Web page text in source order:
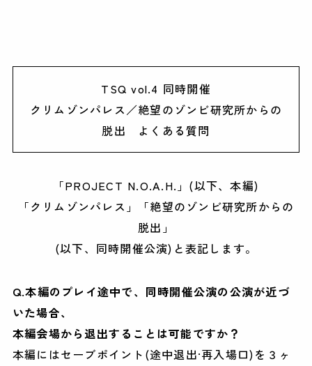
TSQ vol.4 同時開催
クリムゾンパレス／絶望のゾンビ研究所からの
脱出 よくある質問
「PROJECT N.O.A.H.」(以下、本編)
「クリムゾンパレス」「絶望のゾンビ研究所からの
脱出」
(以下、同時開催公演)と表記します。
Q.本編のプレイ途中で、同時開催公演の公演が近づ
いた場合、
本編会場から退出することは可能ですか？
本編にはセーブポイント(途中退出·再入場口)を３ヶ